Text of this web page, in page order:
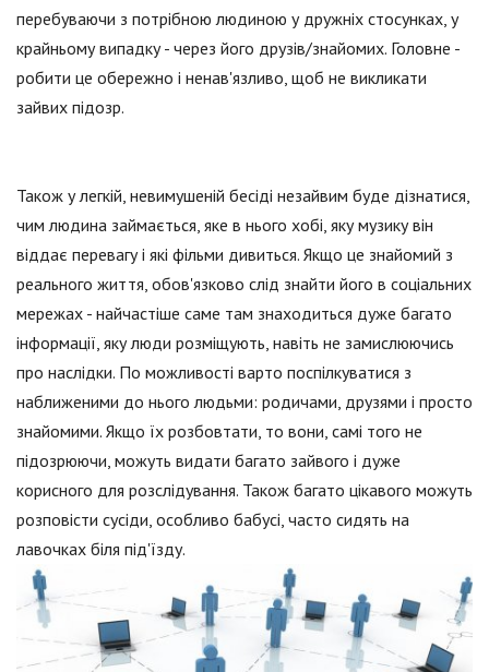
перебуваючи з потрібною людиною у дружніх стосунках, у
крайньому випадку - через його друзів/знайомих. Головне -
робити це обережно і ненав'язливо, щоб не викликати
зайвих підозр.
Також у легкій, невимушеній бесіді незайвим буде дізнатися,
чим людина займається, яке в нього хобі, яку музику він
віддає перевагу і які фільми дивиться. Якщо це знайомий з
реального життя, обов'язково слід знайти його в соціальних
мережах - найчастіше саме там знаходиться дуже багато
інформації, яку люди розміщують, навіть не замислюючись
про наслідки. По можливості варто поспілкуватися з
наближеними до нього людьми: родичами, друзями і просто
знайомими. Якщо їх розбовтати, то вони, самі того не
підозрюючи, можуть видати багато зайвого і дуже
корисного для розслідування. Також багато цікавого можуть
розповісти сусіди, особливо бабусі, часто сидять на
лавочках біля під'їзду.